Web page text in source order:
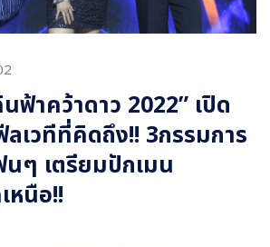
ฟ้าคว้าดาว 2022” เปิด
ลเวทีที่คิดถึง!! 3กรรมการ
นๆ เตรียมปักเมน
หนือ!!